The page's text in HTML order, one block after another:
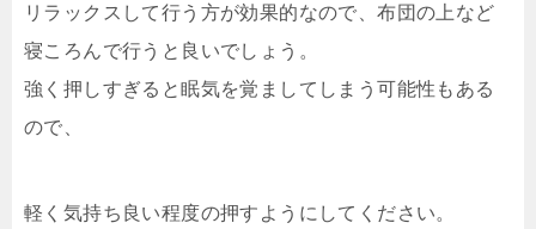
リラックスして行う方が効果的なので、布団の上など
寝ころんで行うと良いでしょう。
強く押しすぎると眠気を覚ましてしまう可能性もある
ので、
軽く気持ち良い程度の押すようにしてください。